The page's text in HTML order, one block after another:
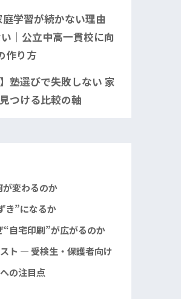
庭学習が続かない理由
｜公立中高一貫校に向
作り方
塾選びで失敗しない 家
つける比較の軸
変わるのか
き”になるか
自宅印刷”が広がるのか
ト — 受検生・保護者向け
の注目点